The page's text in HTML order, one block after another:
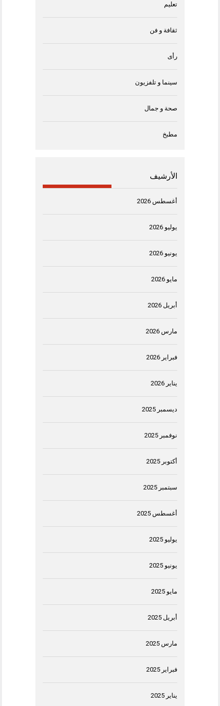
تعليم
ثقافة و فن
رأى
سينما و تلفزيون
صحة و جمال
مطبخ
الأرشيف
أغسطس 2026
يوليو 2026
يونيو 2026
مايو 2026
أبريل 2026
مارس 2026
فبراير 2026
يناير 2026
ديسمبر 2025
نوفمبر 2025
أكتوبر 2025
سبتمبر 2025
أغسطس 2025
يوليو 2025
يونيو 2025
مايو 2025
أبريل 2025
مارس 2025
فبراير 2025
يناير 2025